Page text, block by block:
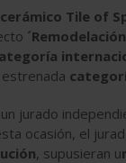
Tile of
jurado
ocasión, el
, supusieran u